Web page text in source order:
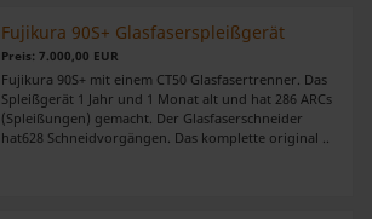
Fujikura 90S+ Glasfaserspleißgerät
Preis: 7.000,00 EUR
Fujikura 90S+ mit einem CT50 Glasfasertrenner. Das
Spleißgerät 1 Jahr und 1 Monat alt und hat 286 ARCs
(Spleißungen) gemacht. Der Glasfaserschneider
hat628 Schneidvorgängen. Das komplette original ..